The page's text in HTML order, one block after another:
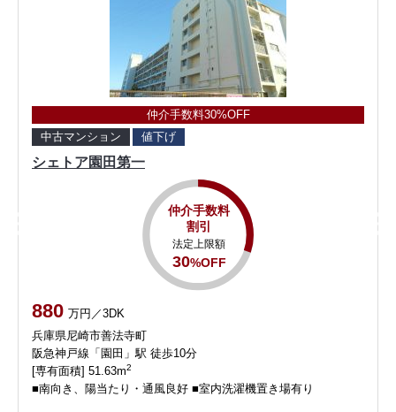
仲介手数料30%OFF
中古マンション
値下げ
シェトア園田第一
仲介手数料
割引
法定上限額
30%OFF
880 万円／3DK
兵庫県尼崎市善法寺町
阪急神戸線「園田」駅 徒歩10分
[専有面積] 51.63m2
■南向き、陽当たり・通風良好 ■室内洗濯機置き場有り